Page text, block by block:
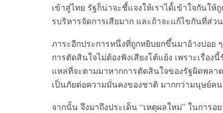
เข้าสู่ไทย รัฐก็น่าจะชี้แจงให้เราได้้เข้าใจกันให้
รบริหารจัดการเสียมาก และถ้าจะแก้ไขกันที่ส่ว
ภาระอีกประการหนึ่งที่ถูกหยิบยกขึ้นมาอ้างบ่อย
การตัดสินใจไม่ต้องฟังเสียงโต้แย้ง เพราะเรื่อง
แหล่ที่จะตามมาหากการตัดสินใจของรัฐผิดพลา
เป็นภัยต่อความมั่นคงของชาติ มากกว่ามนุษย์ค
จากนั้น จึงมาถึงประเด็น “เหตุผลใหม่” ในการอ